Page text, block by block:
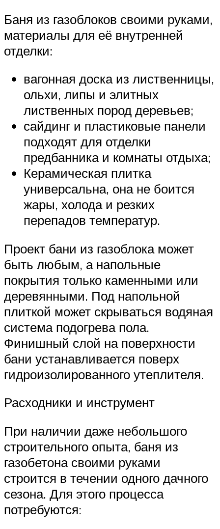
Баня из газоблоков своими руками,
материалы для её внутренней
отделки:
вагонная доска из лиственницы,
ольхи, липы и элитных
лиственных пород деревьев;
сайдинг и пластиковые панели
подходят для отделки
предбанника и комнаты отдыха;
Керамическая плитка
универсальна, она не боится
жары, холода и резких
перепадов температур.
Проект бани из газоблока может
быть любым, а напольные
покрытия только каменными или
деревянными. Под напольной
плиткой может скрываться водяная
система подогрева пола.
Финишный слой на поверхности
бани устанавливается поверх
гидроизолированного утеплителя.
Расходники и инструмент
При наличии даже небольшого
строительного опыта, баня из
газобетона своими руками
строится в течении одного дачного
сезона. Для этого процесса
потребуются: